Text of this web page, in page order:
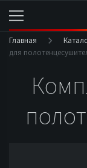
Главная
для